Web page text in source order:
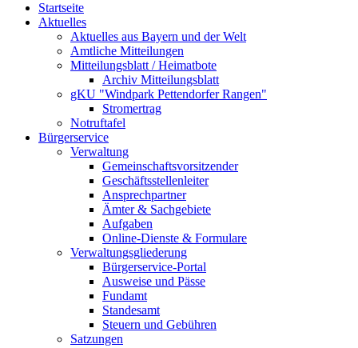
Startseite
Aktuelles
Aktuelles aus Bayern und der Welt
Amtliche Mitteilungen
Mitteilungsblatt / Heimatbote
Archiv Mitteilungsblatt
gKU "Windpark Pettendorfer Rangen"
Stromertrag
Notruftafel
Bürgerservice
Verwaltung
Gemeinschaftsvorsitzender
Geschäftsstellenleiter
Ansprechpartner
Ämter & Sachgebiete
Aufgaben
Online-Dienste & Formulare
Verwaltungsgliederung
Bürgerservice-Portal
Ausweise und Pässe
Fundamt
Standesamt
Steuern und Gebühren
Satzungen